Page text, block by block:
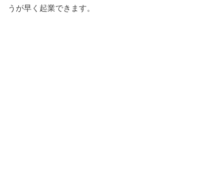
うが早く起業できます。